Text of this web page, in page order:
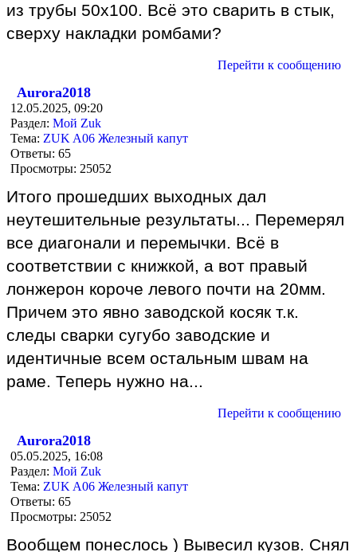
из трубы 50х100. Всё это сварить в стык,
сверху накладки ромбами?
Перейти к сообщению
Aurora2018
12.05.2025, 09:20
Раздел: Мой Zuk
Тема: ZUK A06 Железный капут
Ответы: 65
Просмотры: 25052
Итого прошедших выходных дал
неутешительные результаты... Перемерял
все диагонали и перемычки. Всё в
соответствии с книжкой, а вот правый
лонжерон короче левого почти на 20мм.
Причем это явно заводской косяк т.к.
следы сварки сугубо заводские и
идентичные всем остальным швам на
раме. Теперь нужно на...
Перейти к сообщению
Aurora2018
05.05.2025, 16:08
Раздел: Мой Zuk
Тема: ZUK A06 Железный капут
Ответы: 65
Просмотры: 25052
Вообщем понеслось ) Вывесил кузов. Снял